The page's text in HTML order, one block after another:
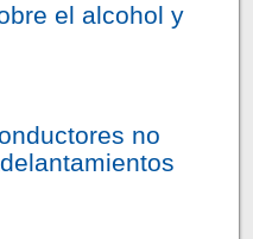
el alcohol y
no